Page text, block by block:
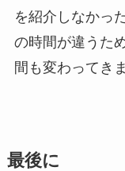
を紹介しなかっ
の時間が違うた
間も変わってき
最後に